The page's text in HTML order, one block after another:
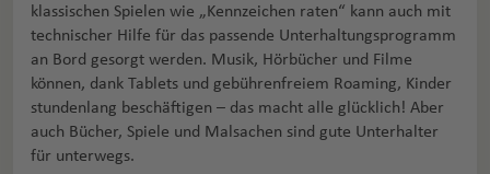
klassischen Spielen wie „Kennzeichen raten“ kann auch mit
technischer Hilfe für das passende Unterhaltungsprogramm
an Bord gesorgt werden. Musik, Hörbücher und Filme
können, dank Tablets und gebührenfreiem Roaming, Kinder
stundenlang beschäftigen – das macht alle glücklich! Aber
auch Bücher, Spiele und Malsachen sind gute Unterhalter
für unterwegs.